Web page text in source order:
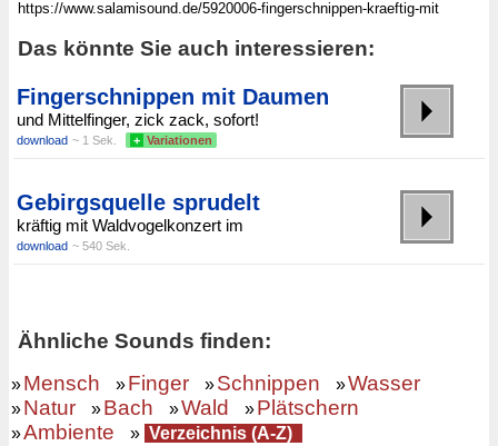
Das könnte Sie auch interessieren:
Fingerschnippen mit Daumen
und Mittelfinger, zick zack, sofort!
download ~ 1 Sek. + Variationen
Gebirgsquelle sprudelt
kräftig mit Waldvogelkonzert im
download ~ 540 Sek.
Ähnliche Sounds finden:
»Mensch »Finger »Schnippen »Wasser
»Natur »Bach »Wald »Plätschern
»Ambiente » Verzeichnis (A-Z)